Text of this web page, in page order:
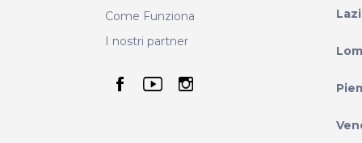
Come Funziona
I nostri partner
seguici su facebook
seguici su youtube
seguici su